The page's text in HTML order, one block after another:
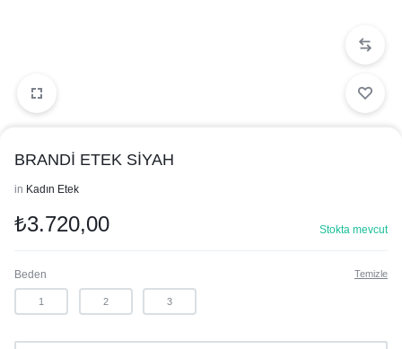
BRANDİ ETEK SİYAH
in Kadın Etek
₺3.720,00 Stokta mevcut
Beden
1 2 3
Temizle